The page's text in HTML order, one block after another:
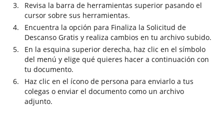
Revisa la barra de herramientas superior pasando el
cursor sobre sus herramientas.
Encuentra la opción para Finaliza la Solicitud de
Descanso Gratis y realiza cambios en tu archivo subido.
En la esquina superior derecha, haz clic en el símbolo
del menú y elige qué quieres hacer a continuación con
tu documento.
Haz clic en el ícono de persona para enviarlo a tus
colegas o enviar el documento como un archivo
adjunto.